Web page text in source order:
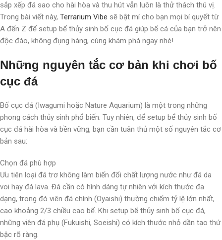
sắp xếp đá sao cho hài hòa và thu hút vẫn luôn là thử thách thú vị.
Trong bài viết này, Terrarium Vibe sẽ bật mí cho bạn mọi bí quyết từ
A đến Z để setup bể thủy sinh bố cục đá giúp bể cá của bạn trở nên
độc đáo, không đụng hàng, cùng khám phá ngay nhé!
Những nguyên tắc cơ bản khi chơi bố
cục đá
Bố cục đá (Iwagumi hoặc Nature Aquarium) là một trong những
phong cách thủy sinh phổ biến. Tuy nhiên, để setup bể thủy sinh bố
cục đá hài hòa và bền vững, bạn cần tuân thủ một số nguyên tắc cơ
bản sau:
Chọn đá phù hợp
Ưu tiên loại đá trơ không làm biến đổi chất lượng nước như đá da
voi hay đá lava. Đá cần có hình dáng tự nhiên với kích thước đa
dạng, trong đó viên đá chính (Oyaishi) thường chiếm tỷ lệ lớn nhất,
cao khoảng 2/3 chiều cao bể. Khi setup bể thủy sinh bố cục đá,
những viên đá phụ (Fukuishi, Soeishi) có kích thước nhỏ dần tạo thứ
bậc rõ ràng.